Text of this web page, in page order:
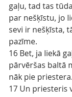
gaļu, tad tas
par nešķīstu, jo
sevi ir nešķīsta,
pazīme.
16 Bet, ja liekā
pārvēršas baltā
nāk pie priestera.
17 Un priesteris